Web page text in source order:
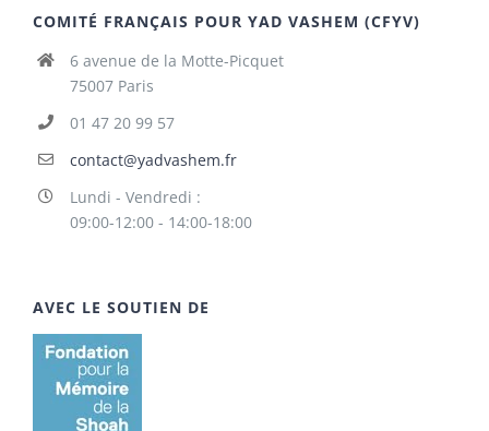
COMITÉ FRANÇAIS POUR YAD VASHEM (CFYV)
6 avenue de la Motte-Picquet
75007 Paris
01 47 20 99 57
contact@yadvashem.fr
Lundi - Vendredi :
09:00-12:00 - 14:00-18:00
AVEC LE SOUTIEN DE